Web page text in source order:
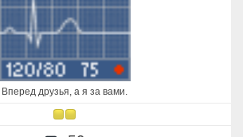
Вперед друзья, а я за вами.